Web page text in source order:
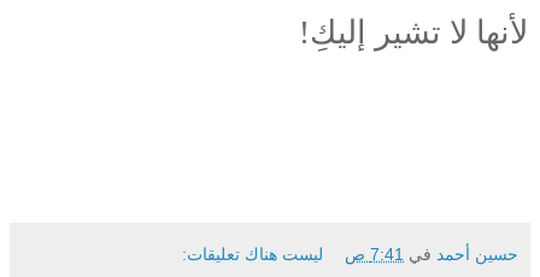
لأنها لا تشير إليكِ!
حسين أحمد في 7:41 ص ليست هناك تعليقات: